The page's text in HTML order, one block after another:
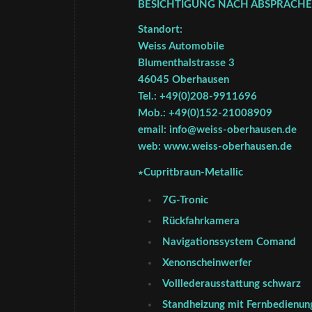
BESICHTIGUNG NACH
Standort:
Weiss Automobile
Blumenthalstrasse 3
46045 Oberhausen
Tel.: +49(0)208-9911696
Mob.: +49(0)152-21008909
email: info@weiss-oberhausen.de
web: www.weiss-oberhausen.de
∗Cupritbraun-Metallic
7G-Tronic
Rückfahrkamera
Navigationssystem Comand
Xenonscheinwerfer
Volllederausstattung schwarz
Standheizung mit